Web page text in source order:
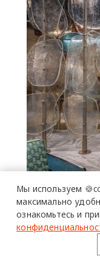
Мы используем
максимально
ознакомьтесь и